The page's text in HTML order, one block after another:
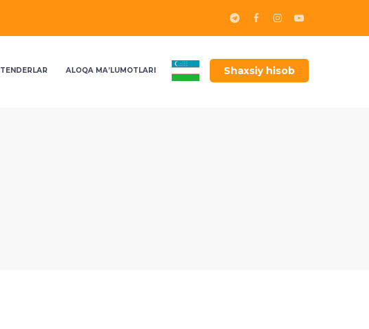
Shaxsiy hisob
TENDERLAR ALOQA MA’LUMOTLARI